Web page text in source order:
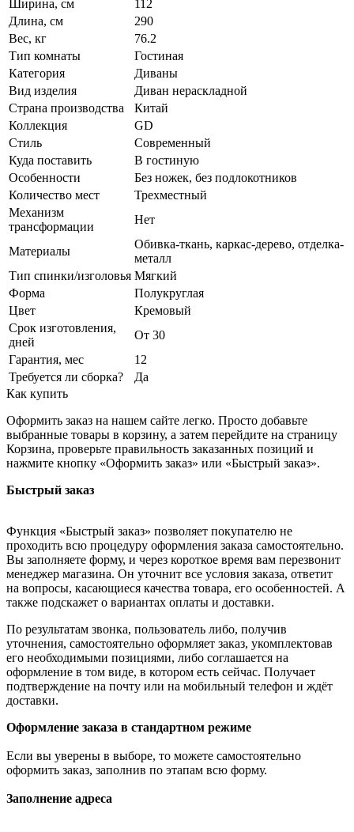
Ширина, см
112
Длина, см
290
Вес, кг
76.2
Тип комнаты
Гостиная
Категория
Диваны
Вид изделия
Диван нераскладной
Страна производства
Китай
Коллекция
GD
Стиль
Современный
Куда поставить
В гостиную
Особенности
Без ножек, без подлокотников
Количество мест
Трехместный
Механизм
трансформации
Нет
Материалы
Обивка-ткань, каркас-дерево, отделка-
металл
Тип спинки/изголовья Мягкий
Форма
Полукруглая
Цвет
Кремовый
Срок изготовления,
дней
От 30
Гарантия, мес
12
Требуется ли сборка?
Да
Как купить
Оформить заказ на нашем сайте легко. Просто добавьте
выбранные товары в корзину, а затем перейдите на страницу
Корзина, проверьте правильность заказанных позиций и
нажмите кнопку «Оформить заказ» или «Быстрый заказ».
Быстрый заказ
Функция «Быстрый заказ» позволяет покупателю не
проходить всю процедуру оформления заказа самостоятельно.
Вы заполняете форму, и через короткое время вам перезвонит
менеджер магазина. Он уточнит все условия заказа, ответит
на вопросы, касающиеся качества товара, его особенностей. А
также подскажет о вариантах оплаты и доставки.
По результатам звонка, пользователь либо, получив
уточнения, самостоятельно оформляет заказ, укомплектовав
его необходимыми позициями, либо соглашается на
оформление в том виде, в котором есть сейчас. Получает
подтверждение на почту или на мобильный телефон и ждёт
доставки.
Оформление заказа в стандартном режиме
Если вы уверены в выборе, то можете самостоятельно
оформить заказ, заполнив по этапам всю форму.
Заполнение адреса